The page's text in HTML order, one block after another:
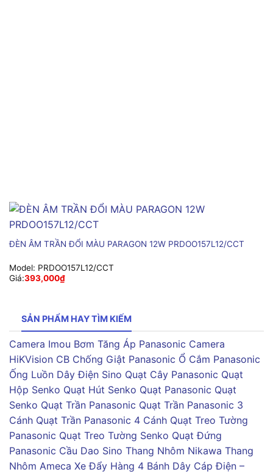
ĐÈN ÂM TRẦN ĐỔI MÀU PARAGON 12W PRDOO157L12/CCT
Model: PRDOO157L12/CCT
Giá:393,000₫
SẢN PHẨM HAY TÌM KIẾM
Camera Imou Bơm Tăng Áp Panasonic Camera
HiKVision CB Chống Giật Panasonic Ổ Cắm Panasonic
Ống Luồn Dây Điện Sino Quạt Cây Panasonic Quạt
Hộp Senko Quạt Hút Senko Quạt Panasonic Quạt
Senko Quạt Trần Panasonic Quạt Trần Panasonic 3
Cánh Quạt Trần Panasonic 4 Cánh Quạt Treo Tường
Panasonic Quạt Treo Tường Senko Quạt Đứng
Panasonic Cầu Dao Sino Thang Nhôm Nikawa Thang
Nhôm Ameca Xe Đẩy Hàng 4 Bánh Dây Cáp Điện –